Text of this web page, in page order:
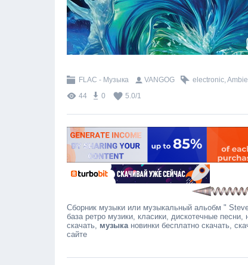
FLAC - Музыка VANGOG electronic,
44
0 5.0/1
Сборник музыки или музыкальный альобм "
база ретро музики, класики, дискотечные
скачать, музыкановинки бесплатно скачать,
сайте